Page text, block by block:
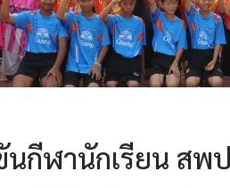
นกีฬานักเรียน สพ